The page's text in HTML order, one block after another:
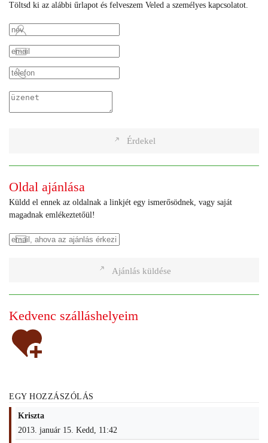
Töltsd ki az alábbi űrlapot és felveszem Veled a személyes kapcsolatot.
Érdekel
Oldal ajánlása
Küldd el ennek az oldalnak a linkjét egy ismerősödnek, vagy saját
magadnak emlékeztetőül!
Ajánlás küldése
Kedvenc szálláshelyeim
EGY HOZZÁSZÓLÁS
Kriszta
2013. január 15. Kedd, 11:42